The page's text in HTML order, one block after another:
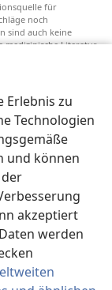
Erlebnis zu
Technologien
und können
akzeptiert
werden
für
noch
sind auch keine
medizinische Literatur
können. Jeder
aktuell zu
und Patienten dabei
und gemäß ihren
Nicht alle
und akzeptabel.
an einen Arzt.